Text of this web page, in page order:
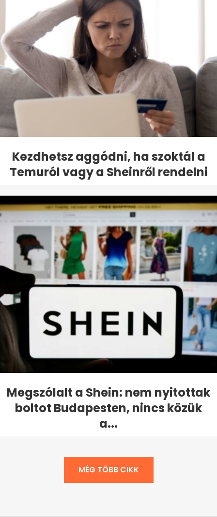
Kezdhetsz aggódni, ha szoktál a
Temuról vagy a Sheinről rendelni
Megszólalt a Shein: nem nyitottak
boltot Budapesten, nincs közük
a...
MÉG TÖBB CIKK